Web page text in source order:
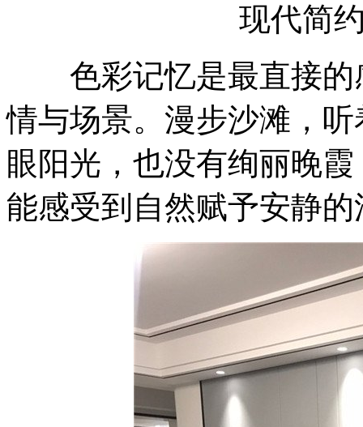
现代简
色彩记忆是最直接的
情与场景。漫步沙滩，
眼阳光，也没有绚丽晚
能感受到自然赋予安静的